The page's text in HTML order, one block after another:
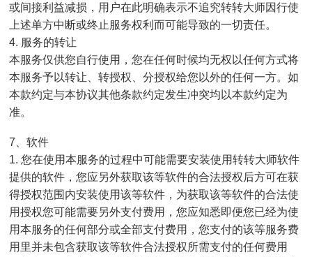
或间接利益减损，用户在此明确表示不追究转转大师因行使
上述单方中断或终止服务权利而可能导致的一切责任。
4. 服务的转让
本服务仅供您自行使用，您在任何时候均无权以任何方式将
本服务予以转让、转授权、分授权给您以外的任何一方。如
本款约定与本协议其他条款约定发生冲突均以本款约定为
准。
7、软件
1. 您在使用本服务的过程中可能需要安装使用转转大师软件
提供的软件，您应另外获取该等软件的合法授权后方可在获
得授权范围内安装使用该等软件，为获取该等软件的合法使
用授权您可能需要另外支付费用，您应知悉即便您已经为使
用本服务的任何部分或全部支付费用，您支付的该等服务费
用里并未包含获取该等软件合法授权所需支付的任何费用